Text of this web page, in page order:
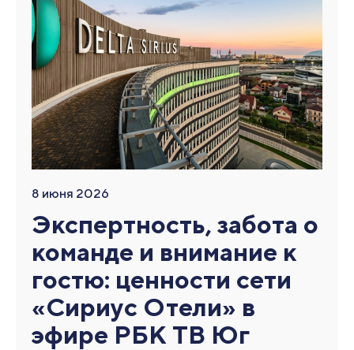
8 июня 2026
Экспертность, забота о
команде и внимание к
гостю: ценности сети
«Сириус Отели» в
эфире РБК ТВ Юг